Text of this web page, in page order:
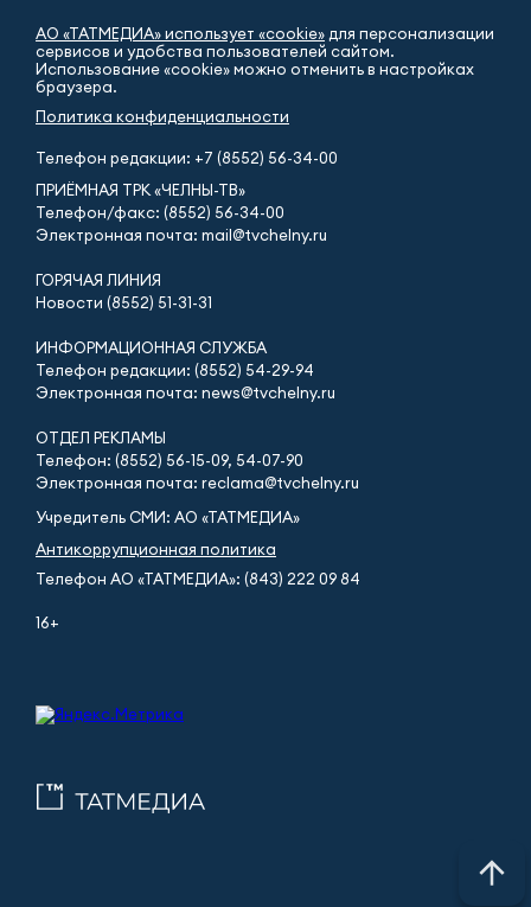
АО «ТАТМЕДИА» использует «cookie» для персонализации
сервисов и удобства пользователей сайтом.
Использование «cookie» можно отменить в настройках
браузера.
Политика конфиденциальности
Телефон редакции: +7 (8552) 56-34-00
ПРИЁМНАЯ ТРК «ЧЕЛНЫ-ТВ»
Телефон/факс: (8552) 56-34-00
Электронная почта: mail@tvchelny.ru
ГОРЯЧАЯ ЛИНИЯ
Новости (8552) 51-31-31
ИНФОРМАЦИОННАЯ СЛУЖБА
Телефон редакции: (8552) 54-29-94
Электронная почта: news@tvchelny.ru
ОТДЕЛ РЕКЛАМЫ
Телефон: (8552) 56-15-09, 54-07-90
Электронная почта: reclama@tvchelny.ru
Учредитель СМИ: АО «ТАТМЕДИА»
Антикоррупционная политика
Телефон АО «ТАТМЕДИА»: (843) 222 09 84
16+